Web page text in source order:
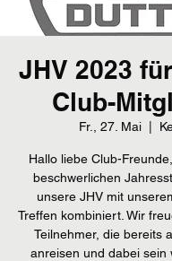
JHV 2023
Club-
Fr., 27. Mai
  |
Hallo liebe Club-
beschwerlichen
unsere JHV mit
Treffen kombiniert. Wir
Teilnehmer, die bereits
anreisen und dabei sein